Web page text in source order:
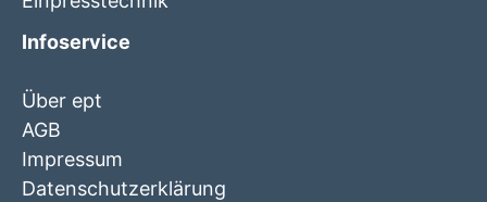
Infoservice
Über ept
AGB
Impressum
Datenschutzerklärung